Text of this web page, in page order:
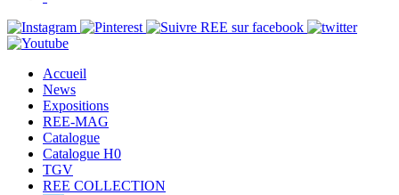
Accueil
News
Expositions
REE-MAG
Catalogue
Catalogue H0
TGV
REE COLLECTION